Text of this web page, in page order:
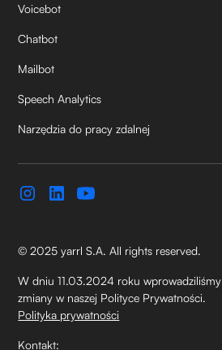
Voicebot
Chatbot
Mailbot
Speech Analytics
Narzędzia do pracy zdalnej
© 2025 yarrl S.A. All rights reserved.
W dniu 11.03.2024 roku wprowadziliśmy
zmiany w naszej Polityce Prywatności.
Polityka prywatności
Kontakt: